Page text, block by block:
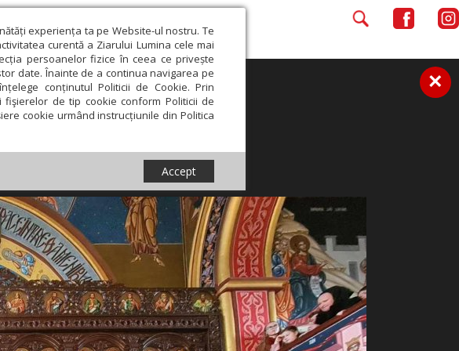
experiența ta pe Website-ul nostru. Te
curentă a Ziarului Lumina cele mai
persoanelor fizice în ceea ce privește
date. Înainte de a continua navigarea pe
conținutul Politicii de Cookie. Prin
de tip cookie conform Politicii de
cookie urmând instrucțiunile din Politica
Accept
×